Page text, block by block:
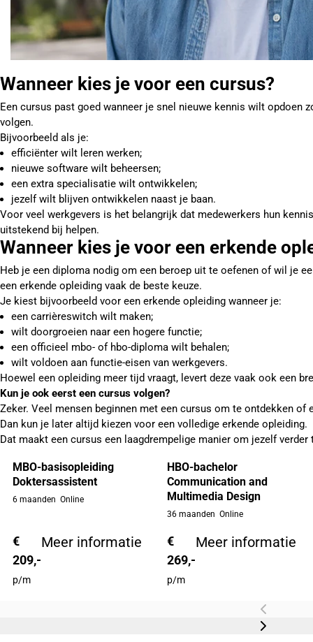
Wanneer kies je voor een cursus?
Een cursus past goed wanneer je snel nieuwe kennis wilt opdoen
volgen.
Bijvoorbeeld als je:
efficiënter wilt leren werken;
nieuwe software wilt beheersen;
een extra specialisatie wilt ontwikkelen;
jezelf wilt blijven ontwikkelen naast je baan.
Voor veel werkgevers is het belangrijk dat medewerkers hun
uitstekend bij helpen.
Wanneer kies je voor een erkende
Heb je een diploma nodig om een beroep uit te oefenen of wil je
een erkende opleiding vaak de beste keuze.
Je kiest bijvoorbeeld voor een erkende opleiding wanneer je:
een carrièreswitch wilt maken;
wilt doorgroeien naar een hogere functie;
een officieel mbo- of hbo-diploma wilt behalen;
wilt voldoen aan functie-eisen van werkgevers.
Hoewel een opleiding meer tijd vraagt, levert deze vaak ook een
Kun je ook eerst een cursus volgen?
Zeker. Veel mensen beginnen met een cursus om te ontdekken of
Dan kun je later altijd kiezen voor een volledige erkende opleiding.
Dat maakt een cursus een laagdrempelige manier om jezelf
MBO-basisopleiding
Doktersassistent
6 maanden Online
€
209,-
p/m
Meer informatie
HBO-bachelor
Communication and
Multimedia Design
36 maanden Online
€
269,-
p/m
Meer informatie